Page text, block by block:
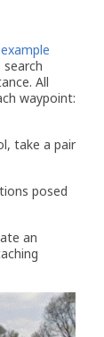
example
All
waypoint:
take a pair
posed
an